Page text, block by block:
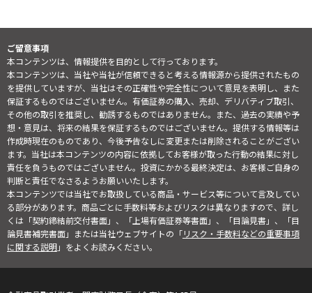
ご留意事項
本コンテンツは、情報提供を目的として行っております。
本コンテンツは、当社や当社が信頼できると考える情報源から提供されたもの
を提供していますが、当社はその正確性や完全性について意見を表明し、また
保証するものではございません。有価証券の購入、売却、デリバティブ取引、
その他の取引を推奨し、勧誘するものではありません。また、過去の実績や予
想・意見は、将来の結果を保証するものではございません。提供する情報等は
作成時現在のものであり、今後予告なしに変更または削除されることがござい
ます。当社は本コンテンツの内容に依拠してお客様が取った行動の結果に対し
責任を負うものではございません。投資にかかる最終決定は、お客様ご自身の
判断と責任でなさるようお願いいたします。
本コンテンツでは当社でお取扱している商品・サービス等について言及してい
る部分があります。商品ごとに手数料等およびリスクは異なりますので、詳し
くは「契約締結前交付書面」、「上場有価証券等書面」、「目論見書」、「目
論見書補完書面」または当社ウェブサイトの「リスク・手数料などの重要事項
に関する説明」をよくお読みください。